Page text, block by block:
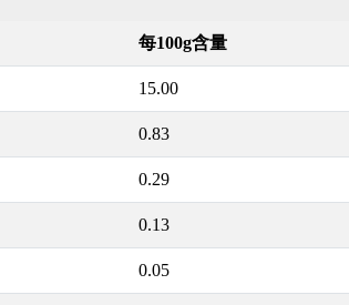
每100g含量
15.00
0.83
0.29
0.13
0.05